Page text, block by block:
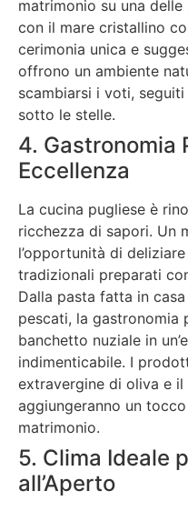
matrimonio su una
con il mare cristallino
cerimonia unica e
offrono un ambiente
scambiarsi i voti,
sotto le stelle.
4. Gastronomia
Eccellenza
La cucina pugliese è
ricchezza di sapori. Un
l’opportunità di
tradizionali preparati
Dalla pasta fatta in
pescati, la gastronomia
banchetto nuziale in
indimenticabile. I
extravergine di oliva e
aggiungeranno un
matrimonio.
5. Clima Ideale
all’Aperto